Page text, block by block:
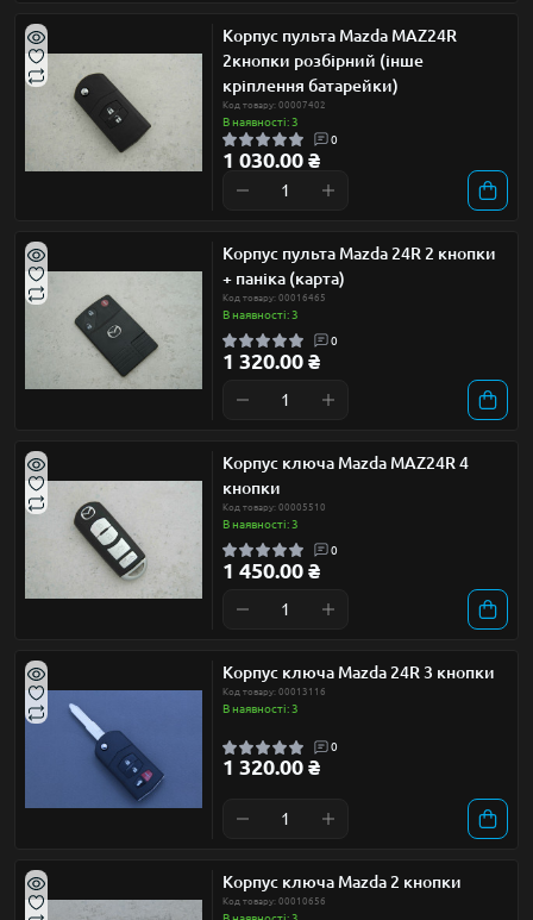
Корпус пульта Mazda MAZ24R
2кнопки розбiрний (інше
кріплення батарейки)
Код товару: 00007402
В наявності: 3
0
1 030.00 ₴
Корпус пульта Mazda 24R 2 кнопки
+ паніка (карта)
Код товару: 00016465
В наявності: 3
0
1 320.00 ₴
Корпус ключа Mazda MAZ24R 4
кнопки
Код товару: 00005510
В наявності: 3
0
1 450.00 ₴
Корпус ключа Mazda 24R 3 кнопки
Код товару: 00013116
В наявності: 3
0
1 320.00 ₴
Корпус ключа Mazda 2 кнопки
Код товару: 00010656